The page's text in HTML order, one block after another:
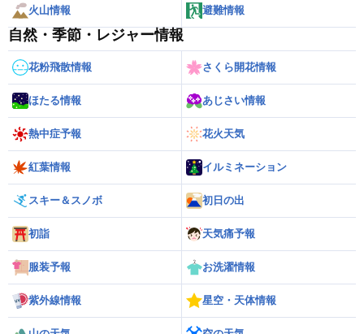
火山情報 避難情報
自然・季節・レジャー情報
花粉飛散情報 さくら開花情報
ほたる情報 あじさい情報
熱中症予報 花火天気
紅葉情報 イルミネーション
スキー＆スノボ 初日の出
初詣 天気痛予報
服装予報 お洗濯情報
紫外線情報 星空・天体情報